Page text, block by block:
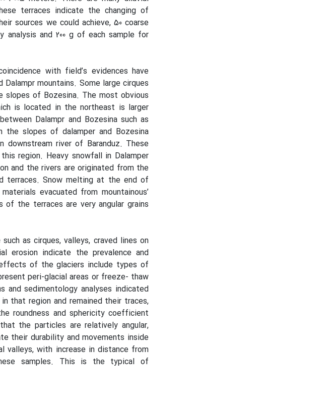
terraces indicate the changing of
sources we could achieve, 50 coarse
analysis and 200 g of each sample for
with field’s evidences have
mountains. Some large cirques
slopes of Bozesina. The most obvious
is located in the northeast is larger
Dalampr and Bozesina such as
the slopes of dalamper and Bozesina
river of Baranduz. These
region. Heavy snowfall in Dalamper
and the rivers are originated from the
terraces. Snow melting at the end of
evacuated from mountainous’
the terraces are very angular grains
as cirques, valleys, craved lines on
erosion indicate the prevalence and
of the glaciers include types of
peri-glacial areas or freeze- thaw
sedimentology analyses indicated
that region and remained their traces,
roundness and sphericity coefficient
the particles are relatively angular,
their durability and movements inside
valleys, with increase in distance from
samples. This is the typical of